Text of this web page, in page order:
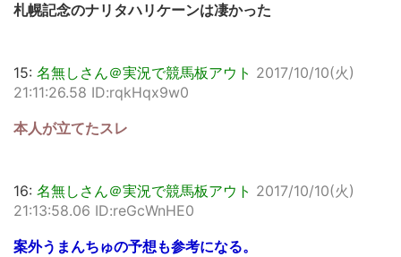
札幌記念のナリタハリケーンは凄かった
15: 名無しさん＠実況で競馬板アウト 2017/10/10(火)
21:11:26.58 ID:rqkHqx9w0
本人が立てたスレ
16: 名無しさん＠実況で競馬板アウト 2017/10/10(火)
21:13:58.06 ID:reGcWnHE0
案外うまんちゅの予想も参考になる。